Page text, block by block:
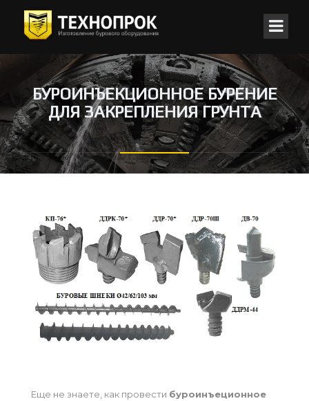
БУРОИНЪЕКЦИОННОЕ БУРЕНИЕ
ДЛЯ ЗАКРЕПЛЕНИЯ ГРУНТА
Еще не знаете, как провести буроинъеционное